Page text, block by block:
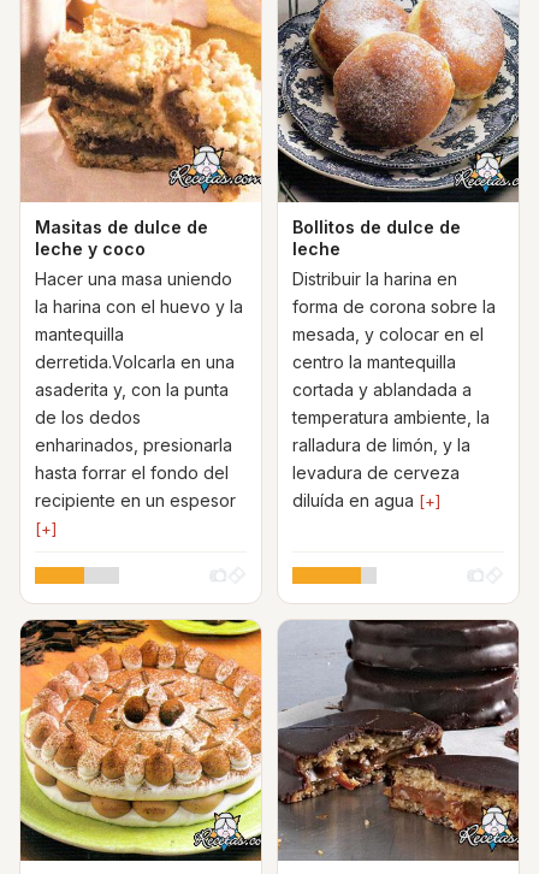
Masitas de dulce de
leche y coco
Hacer una masa uniendo
la harina con el huevo y la
mantequilla
derretida.Volcarla en una
asaderita y, con la punta
de los dedos
enharinados, presionarla
hasta forrar el fondo del
recipiente en un espesor
[+]
Bollitos de dulce de
leche
Distribuir la harina en
forma de corona sobre la
mesada, y colocar en el
centro la mantequilla
cortada y ablandada a
temperatura ambiente, la
ralladura de limón, y la
levadura de cerveza
diluída en agua [+]